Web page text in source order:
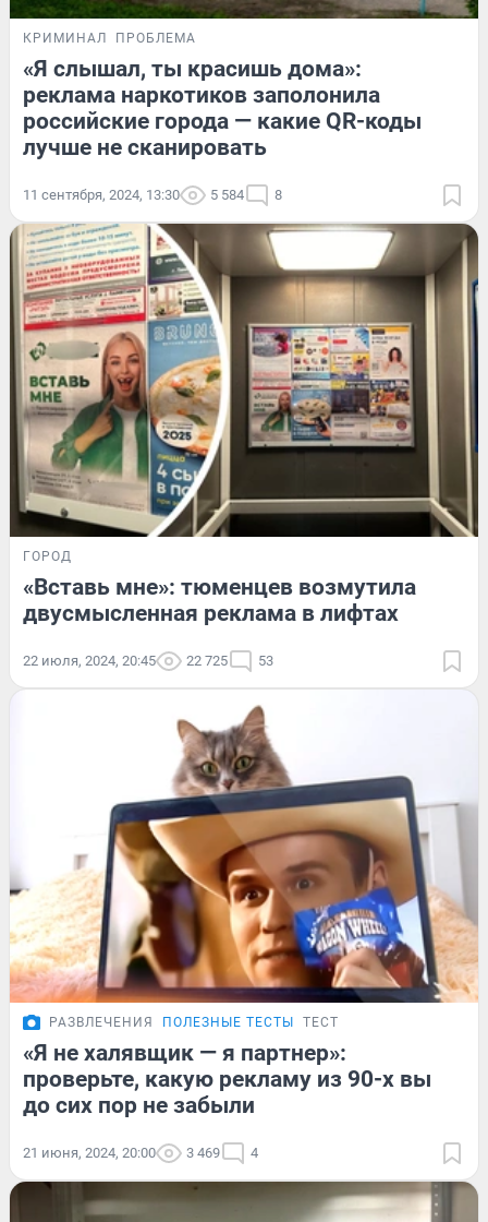
КРИМИНАЛ ПРОБЛЕМА
«Я слышал, ты красишь дома»:
реклама наркотиков заполонила
российские города — какие QR-коды
лучше не сканировать
11 сентября, 2024, 13:30 5 584 8
ГОРОД
«Вставь мне»: тюменцев возмутила
двусмысленная реклама в лифтах
22 июля, 2024, 20:45 22 725 53
РАЗВЛЕЧЕНИЯ ПОЛЕЗНЫЕ ТЕСТЫ ТЕСТ
«Я не халявщик — я партнер»:
проверьте, какую рекламу из 90-х вы
до сих пор не забыли
21 июня, 2024, 20:00 3 469 4